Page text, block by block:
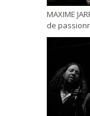
MAXIME
de